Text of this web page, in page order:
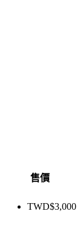
售價
TWD$3,000